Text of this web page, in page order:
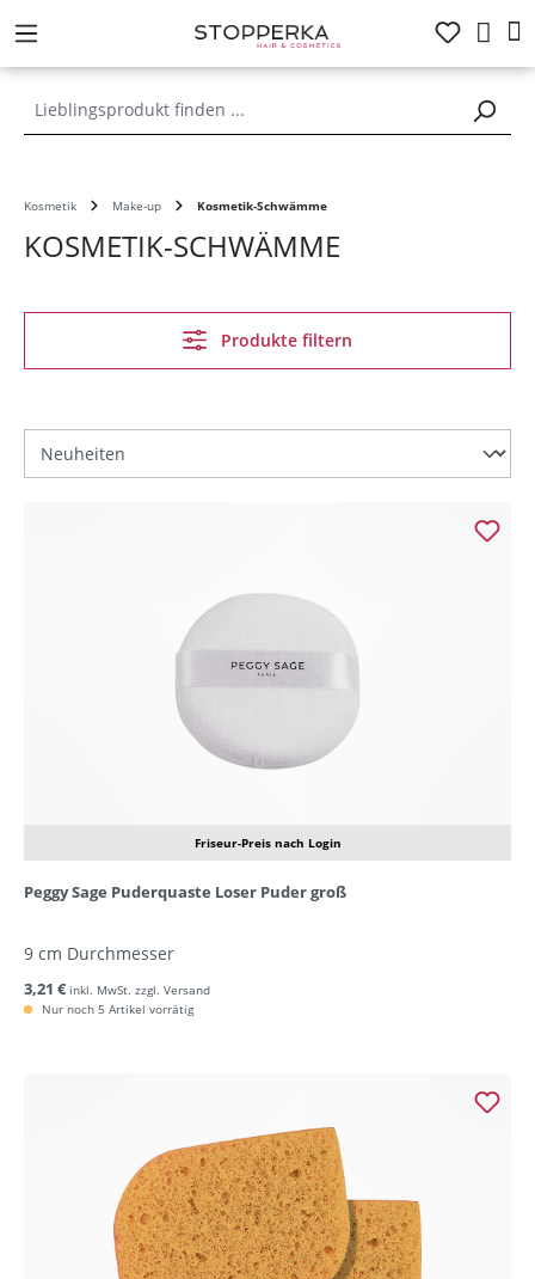
springen
Kosmetik Make-up Kosmetik-Schwämme
KOSMETIK-SCHWÄMME
Produkte filtern
Friseur-Preis nach Login
Peggy Sage Puderquaste Loser Puder groß
9 cm Durchmesser
3,21 € inkl. MwSt. zzgl. Versand
Nur noch 5 Artikel vorrätig